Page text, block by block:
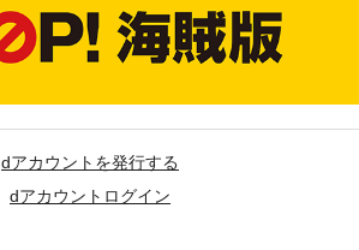
dアカウントを発行する
dアカウントログイン